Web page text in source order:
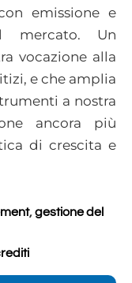
emissione e
mercato. Un
vocazione alla
e che amplia
a nostra
ancora più
di crescita e
,gestione del